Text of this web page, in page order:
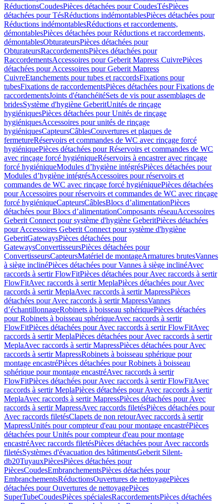
RéductionsCoudesPièces détachées pour CoudesTésPièces
détachées pour TésRéductions indémontablesPièces détachées pour
Réductions indémontablesRéductions et raccordements,
démontablesPièces détachées pour Réductions et raccordements,
démontablesObturateursPièces détachées pour
ObturateursRaccordementsPièces détachées pour
RaccordementsAccessoires pour Geberit Mapress CuivrePièces
détachées pour Accessoires pour Geberit Mapress
CuivreEtanchements pour tubes et raccordsFixations pour
tubesFixations de raccordementsPièces détachées pour Fixations de
raccordementsJoints d'étanchéitéSets de vis pour assemblages de
bridesSystème d'hygiène GeberitUnités de rinçage
hygiéniquesPièces détachées pour Unités de rinçage
hygiéniquesAccessoires pour unités de rinçage
hygiéniquesCapteursCâblesCouvertures et plaques de
fermetureRéservoirs et commandes de WC avec rinçage forcé
hygiéniquePièces détachées pour Réservoirs et commandes de WC
avec rinçage forcé hygiéniqueRéservoirs à encastrer avec rinçage
forcé hygiéniqueModules d’hygiène intégrésPièces détachées pour
Modules d’hygiène intégrésAccessoires pour réservoirs et
commandes de WC avec rinçage forcé hygiéniquePièces détachées
pour Accessoires pour réservoirs et commandes de WC avec rinçage
forcé hygiéniqueCapteursCâblesBlocs d’alimentationPièces
détachées pour Blocs d’alimentationComposants réseauAccessoires
Geberit Connect pour système d'hygiène GeberitPièces détachées
pour Accessoires Geberit Connect pour système d'hygiène
GeberitGatewaysPièces détachées pour
GatewaysConvertisseursPièces détachées pour
ConvertisseursCapteursMatériel de montageArmatures brutesVannes
à siège inclinéPièces détachées pour Vannes à siège inclinéAvec
raccords à sertir FlowFitPièces détachées pour Avec raccords à sertir
FlowFitAvec raccords à sertir MeplaPièces détachées pour Avec
raccords à sertir MeplaAvec raccords à sertir MapressPièces
détachées pour Avec raccords à sertir MapressVannes
d’échantillonnageRobinets à boisseau sphériquePièces détachées
pour Robinets à boisseau sphériqueAvec raccords à sertir
FlowFitPièces détachées pour Avec raccords à sertir FlowFitAvec
raccords à sertir MeplaPièces détachées pour Avec raccords à sertir
MeplaAvec raccords à sertir MapressPièces détachées pour Avec
raccords à sertir MapressRobinets à boisseau sphérique pour
montage encastréPièces détachées pour Robinets à boisseau
sphérique pour montage encastréAvec raccords à sertir
FlowFitPièces détachées pour Avec raccords à sertir FlowFitAvec
raccords à sertir MeplaPièces détachées pour Avec raccords à sertir
MeplaAvec raccords à sertir MapressPièces détachées pour Avec
raccords à sertir MapressAvec raccords filetésPièces détachées pour
Avec raccords filetésClapets de non retourAvec raccords à sertir
MapressUnités pour compteur d'eau pour montage encastréPièces
détachées pour Unités pour compteur d'eau pour montage
encastréAvec raccords filetésPièces détachées pour Avec raccords
filetésSystèmes d'évacuation des bâtimentsGeberit Silent-
db20TuyauxPiècesPièces détachées pour
PiècesCoudesEmbranchementsPièces détachées pour
EmbranchementsRéductionsOuvertures de nettoyagePièces
détachées pour Ouvertures de nettoyagePièces
SuperTubeCoudesPièces spécialesRaccordementsPièces détachées